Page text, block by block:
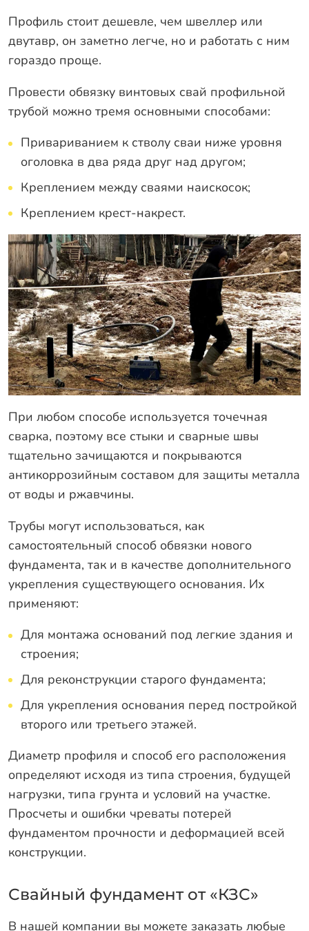
Профиль стоит дешевле, чем швеллер или
двутавр, он заметно легче, но и работать с ним
гораздо проще.
Провести обвязку винтовых свай профильной
трубой можно тремя основными способами:
Привариванием к стволу сваи ниже уровня
оголовка в два ряда друг над другом;
Креплением между сваями наискосок;
Креплением крест-накрест.
При любом способе используется точечная
сварка, поэтому все стыки и сварные швы
тщательно зачищаются и покрываются
антикоррозийным составом для защиты металла
от воды и ржавчины.
Трубы могут использоваться, как
самостоятельный способ обвязки нового
фундамента, так и в качестве дополнительного
укрепления существующего основания. Их
применяют:
Для монтажа оснований под легкие здания и
строения;
Для реконструкции старого фундамента;
Для укрепления основания перед постройкой
второго или третьего этажей.
Диаметр профиля и способ его расположения
определяют исходя из типа строения, будущей
нагрузки, типа грунта и условий на участке.
Просчеты и ошибки чреваты потерей
фундаментом прочности и деформацией всей
конструкции.
Свайный фундамент от «КЗС»
В нашей компании вы можете заказать любые